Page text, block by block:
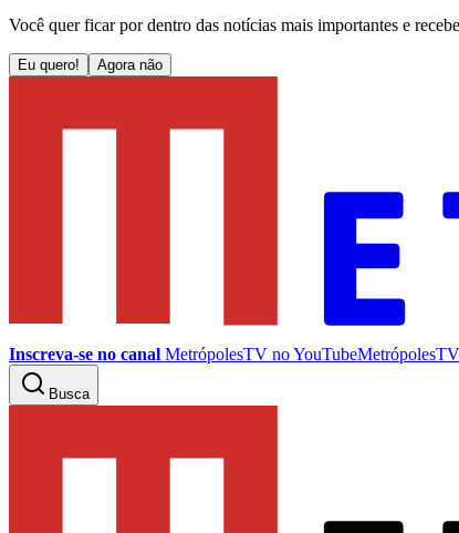
Você quer ficar por dentro das notícias mais importantes e
Eu quero! Agora não
Inscreva-se no canal MetrópolesTV noYouTubeMetrópolesTV
Busca